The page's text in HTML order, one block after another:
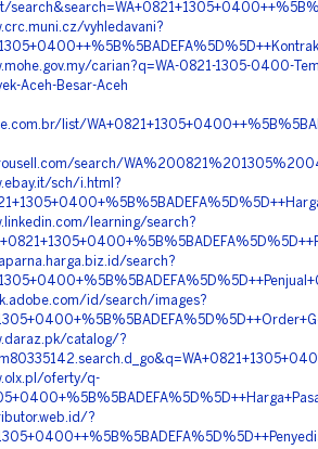
vyhledavani?
carian?q=WA-0821-1305-0400-
Aceh-Besar-Aceh
list/
search/
sch/i.html?
learning/search?
search?
id/search/images?
catalog/?
oferty/q-
?